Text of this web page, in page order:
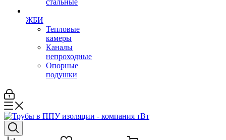
стальные
ЖБИ
Тепловые
камеры
Каналы
непроходные
Опорные
подушки